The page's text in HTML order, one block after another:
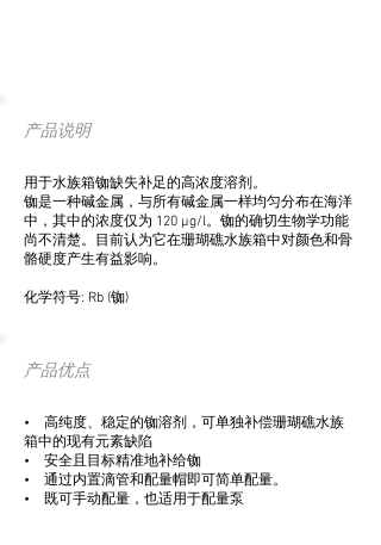
产品说明
用于水族箱铷缺失补足的高浓度溶剂。
铷是一种碱金属，与所有碱金属一样均匀分布在海洋
中，其中的浓度仅为 120 µg/l。铷的确切生物学功能
尚不清楚。目前认为它在珊瑚礁水族箱中对颜色和骨
骼硬度产生有益影响。
化学符号: Rb (铷)
产品优点
• 高纯度、稳定的铷溶剂，可单独补偿珊瑚礁水族
箱中的现有元素缺陷
• 安全且目标精准地补给铷
• 通过内置滴管和配量帽即可简单配量。
• 既可手动配量，也适用于配量泵